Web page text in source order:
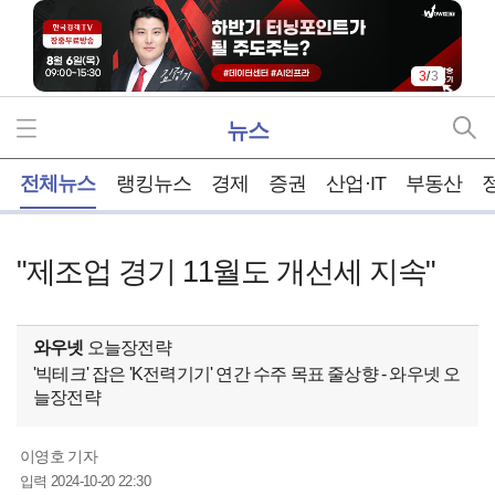
3/3
뉴스
전체뉴스 랭킹뉴스 경제 증권 산업·IT 부동산
"제조업 경기 11월도 개선세 지속"
와우넷 오늘장전략
'빅테크' 잡은 'K전력기기' 연간 수주 목표 줄상향 - 와우넷 오
늘장전략
이영호 기자
입력 2024-10-20 22:30